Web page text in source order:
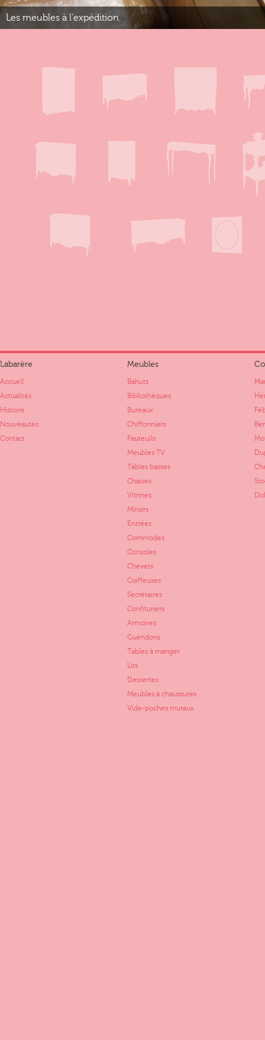
Les meubles à l'expédition.
Labarère
Accueil
Actualités
Histoire
Nouveautés
Contact
Meubles
Bahuts
Bibliothèques
Bureaux
Chiffonniers
Fauteuils
Meubles TV
Tables basses
Chaises
Vitrines
Miroirs
Entrées
Commodes
Consoles
Chevets
Coiffeuses
Secrétaires
Confituriers
Armoires
Guéridons
Tables à manger
Lits
Dessertes
Meubles à chaussures
Vide-poches muraux